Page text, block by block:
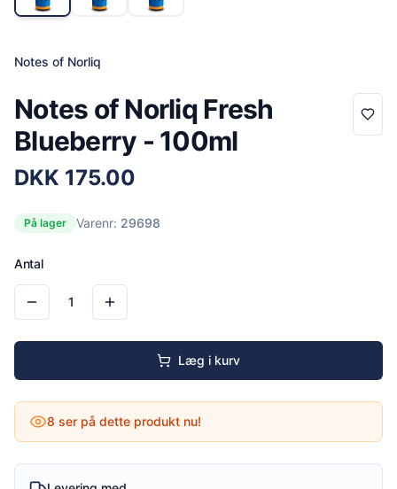
Notes of Norliq
Notes of Norliq Fresh
Blueberry - 100ml
DKK 175.00
På lager Varenr: 29698
Antal
1
Læg i kurv
8 ser på dette produkt nu!